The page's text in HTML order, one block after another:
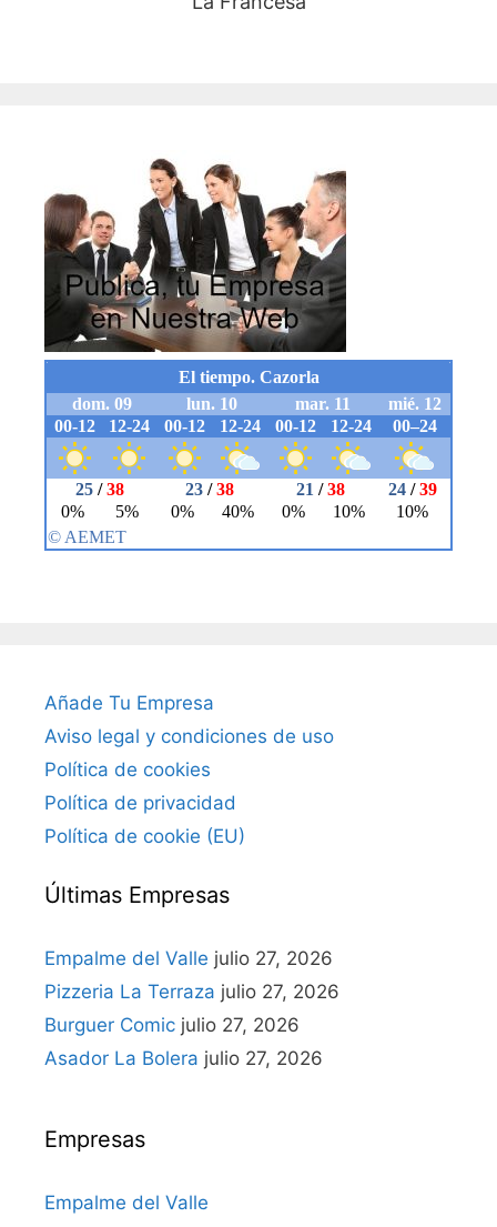
Añade Tu Empresa
Aviso legal y condiciones de uso
Política de cookies
Política de privacidad
Política de cookie (EU)
Últimas Empresas
Empalme del Valle julio 27, 2026
Pizzeria La Terraza julio 27, 2026
Burguer Comic julio 27, 2026
Asador La Bolera julio 27, 2026
Empresas
Empalme del Valle